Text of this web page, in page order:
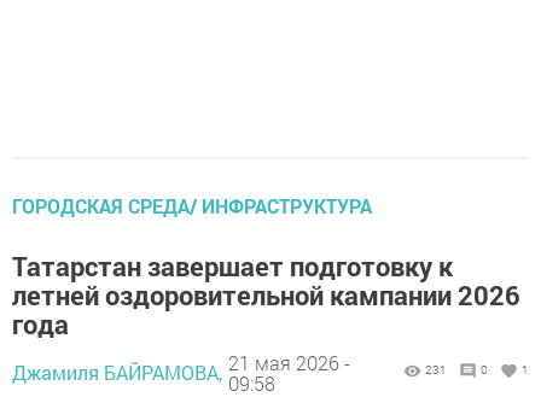
ГОРОДСКАЯ СРЕДА/ ИНФРАСТРУКТУРА
Татарстан завершает подготовку к
летней оздоровительной кампании 2026
года
Джамиля БАЙРАМОВА, 21 мая 2026 -
09:58
231 0 1